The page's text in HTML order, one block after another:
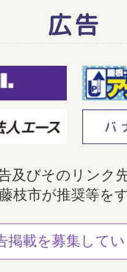
広告
及びそのリンク
枝市が推奨等を
掲載を募集して